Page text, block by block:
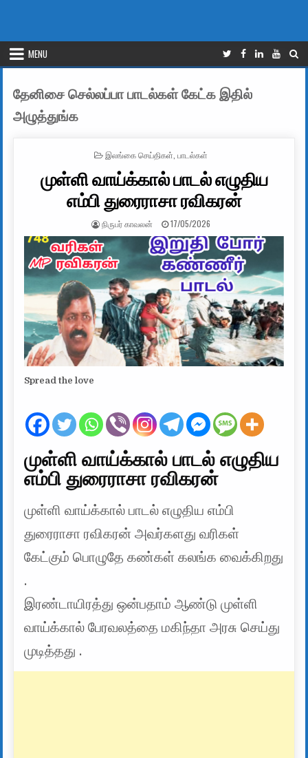
MENU
தேனிசை செல்லப்பா பாடல்கள் கேட்க இதில்
அழுத்துங்க
POSTED IN
இலங்கை செய்திகள் பாடல்கள்
முள்ளி வாய்க்கால் பாடல் எழுதிய
எம்பி துரைராசா ரவிகரன்
AUTHOR:
நிருபர் காவலன் PUBLISHED DATE:
17/05/2026
Spread the love
முள்ளி வாய்க்கால் பாடல் எழுதிய
எம்பி துரைராசா ரவிகரன்
முள்ளி வாய்க்கால் பாடல் எழுதிய எம்பி
துரைராசா ரவிகரன் அவர்களது வரிகள்
கேட்கும் பொழுதே கண்கள் கலங்க வைக்கிறது
.
இரண்டாயிரத்து ஒன்பதாம் ஆண்டு முள்ளி
வாய்க்கால் பேரவலத்தை மகிந்தா அரசு செய்து
முடித்தது .